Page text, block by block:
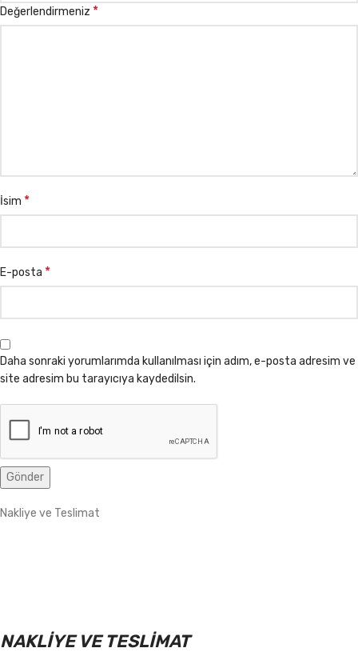
Değerlendirmeniz *
İsim *
E-posta *
Daha sonraki yorumlarımda kullanılması için adım, e-posta adresim ve
site adresim bu tarayıcıya kaydedilsin.
Nakliye ve Teslimat
NAKLİYE VE TESLİMAT